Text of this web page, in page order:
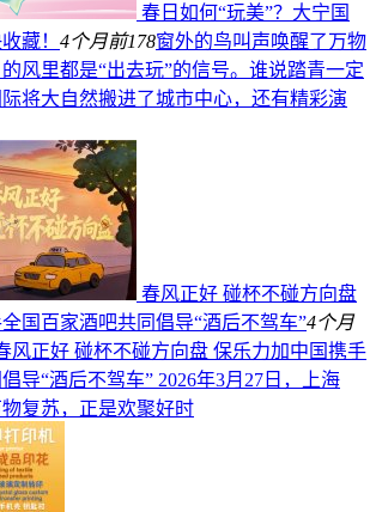
春日如何“玩美”？大宁国
藏！ 4个月前178窗外的鸟叫声唤醒了万物
风里都是“出去玩”的信号。谁说踏青一定
将大自然搬进了城市中心，还有精彩演
春风正好 碰杯不碰方向盘
国百家酒吧共同倡导“酒后不驾车”4个月
风正好 碰杯不碰方向盘 保乐力加中国携手
导“酒后不驾车” 2026年3月27日，上海
复苏，正是欢聚好时